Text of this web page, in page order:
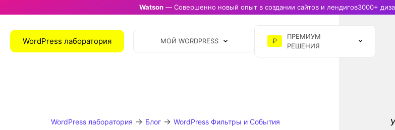
Watson — Совершенно новый опыт в создании сайтов и лендигов3000+
WordPress лаборатория МОЙ WORDPRESS ₽
ПРЕМИУМ
РЕШЕНИЯ
WordPress лаборатория → Блог→ WordPress Фильтры и События